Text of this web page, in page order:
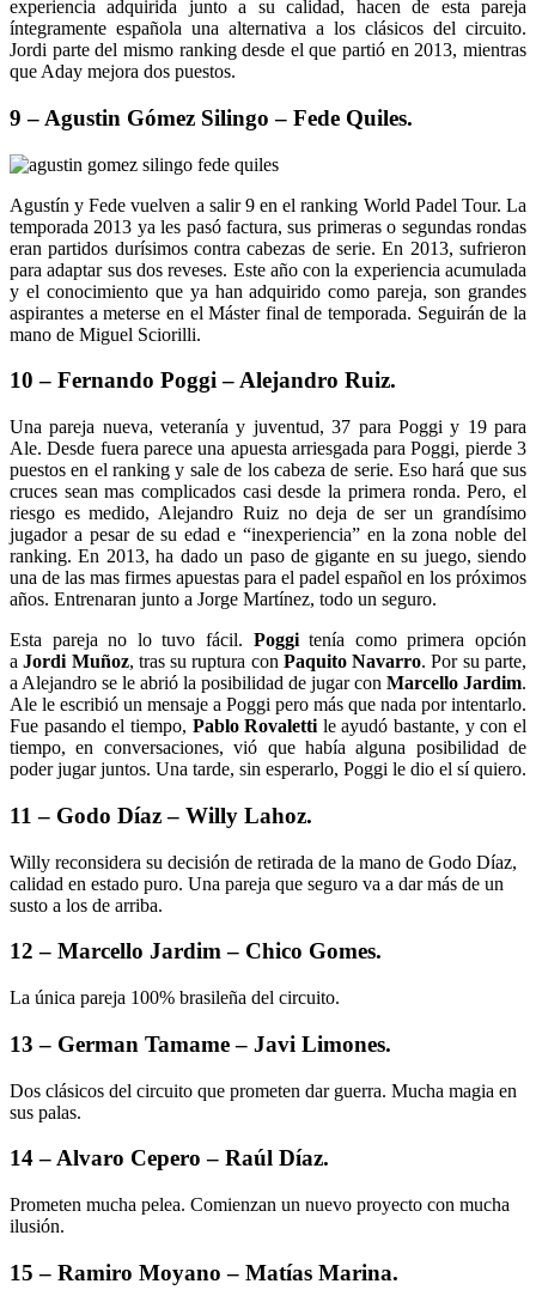
experiencia adquirida junto a su calidad, hacen de esta pareja
íntegramente española una alternativa a los clásicos del circuito.
Jordi parte del mismo ranking desde el que partió en 2013, mientras
que Aday mejora dos puestos.
9 – Agustin Gómez Silingo – Fede Quiles.
Agustín y Fede vuelven a salir 9 en el ranking World Padel Tour. La
temporada 2013 ya les pasó factura, sus primeras o segundas rondas
eran partidos durísimos contra cabezas de serie. En 2013, sufrieron
para adaptar sus dos reveses. Este año con la experiencia acumulada
y el conocimiento que ya han adquirido como pareja, son grandes
aspirantes a meterse en el Máster final de temporada. Seguirán de la
mano de Miguel Sciorilli.
10 – Fernando Poggi – Alejandro Ruiz.
Una pareja nueva, veteranía y juventud, 37 para Poggi y 19 para
Ale. Desde fuera parece una apuesta arriesgada para Poggi, pierde 3
puestos en el ranking y sale de los cabeza de serie. Eso hará que sus
cruces sean mas complicados casi desde la primera ronda. Pero, el
riesgo es medido, Alejandro Ruiz no deja de ser un grandísimo
jugador a pesar de su edad e “inexperiencia” en la zona noble del
ranking. En 2013, ha dado un paso de gigante en su juego, siendo
una de las mas firmes apuestas para el padel español en los próximos
años. Entrenaran junto a Jorge Martínez, todo un seguro.
Esta pareja no lo tuvo fácil. Poggitenía como primera opción
aJordi Muñoz, tras su ruptura con Paquito Navarro. Por su parte,
a Alejandro se le abrió la posibilidad de jugar con Marcello Jardim.
Ale le escribió un mensaje a Poggi pero más que nada por intentarlo.
Fue pasando el tiempo, Pablo Rovaletti le ayudó bastante, y con el
tiempo, en conversaciones, vió que había alguna posibilidad de
poder jugar juntos. Una tarde, sin esperarlo, Poggi le dio el sí quiero.
11 – Godo Díaz – Willy Lahoz.
Willy reconsidera su decisión de retirada de la mano de Godo Díaz,
calidad en estado puro. Una pareja que seguro va a dar más de un
susto a los de arriba.
12 – Marcello Jardim – Chico Gomes.
La única pareja 100% brasileña del circuito.
13 – German Tamame – Javi Limones.
Dos clásicos del circuito que prometen dar guerra. Mucha magia en
sus palas.
14 – Alvaro Cepero – Raúl Díaz.
Prometen mucha pelea. Comienzan un nuevo proyecto con mucha
ilusión.
15 – Ramiro Moyano – Matías Marina.